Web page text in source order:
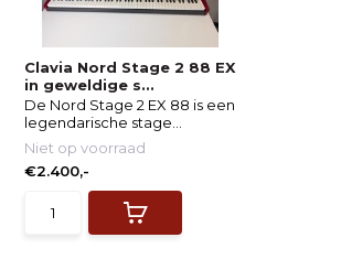
Clavia Nord Stage 2 88 EX
in geweldige s...
De Nord Stage 2 EX 88 is een
legendarische stage...
Niet op voorraad
€2.400,-